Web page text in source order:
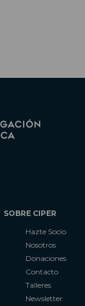
SOBRE CIPER
Hazte Socio
Nosotros
Donaciones
Contacto
Talleres
Newsletter